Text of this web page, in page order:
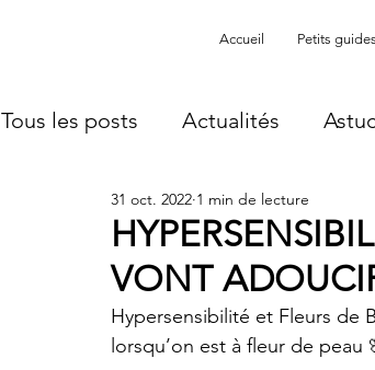
Accueil Petits
Tous les posts Actualités
VONT
31 oct. 2022 1 min de lecture
Hypersensibilité et Fleurs de
lorsqu’on est à fleur de peau